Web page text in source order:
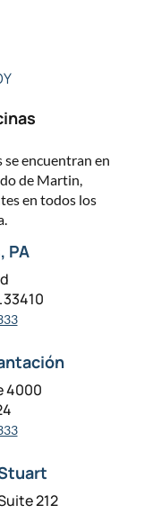
encuentran en
de Martin,
en todos los
PA
33410
4000
212